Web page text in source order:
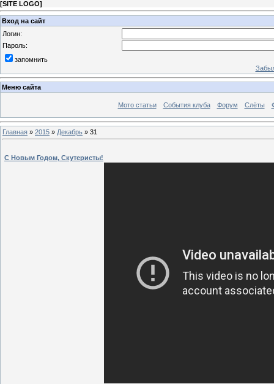
[SITE LOGO]
Вход на сайт
Логин:
Пароль:
запомнить
Меню сайта
Мото статьи События клуба Форум Слёты
Главная » 2015 » Декабрь » 31
С Новым Годом, Скутеристы!